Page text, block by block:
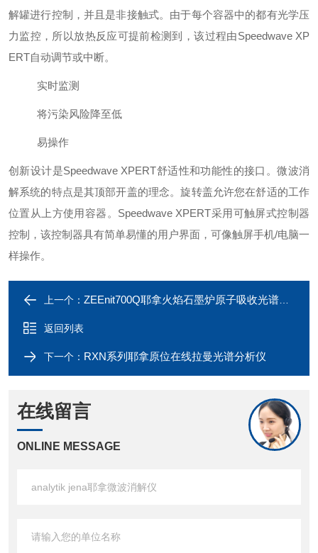
解罐进行控制，并且是非接触式。由于每个容器中的都有光学压
力监控，所以放热反应可提前检测到，该过程由Speedwave XP
ERT自动调节或中断。
实时监测
将污染风险降至低
易操作
创新设计是Speedwave XPERT舒适性和功能性的接口。微波消
解系统的特点是其顶部开盖的理念。旋转盖允许您在舒适的工作
位置从上方使用容器。Speedwave XPERT采用可触屏式控制器
控制，该控制器具有简单易懂的用户界面，可像触屏手机/电脑一
样操作。
上一个： ZEEnit700Q耶拿火焰石墨炉原子吸收光谱仪（AAS）
返回列表
下一个： RXN系列耶拿原位在线拉曼光谱分析仪
在线留言
ONLINE MESSAGE